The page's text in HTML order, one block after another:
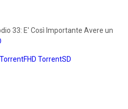
33: E' Così Importante Avere un
TorrentFHD TorrentSD